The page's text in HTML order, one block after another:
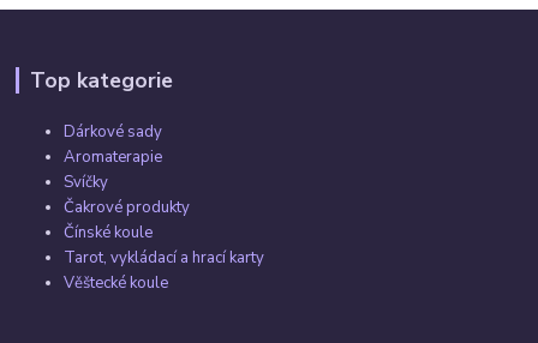
Top kategorie
Dárkové sady
Aromaterapie
Svíčky
Čakrové produkty
Čínské koule
Tarot, vykládací a hrací karty
Věštecké koule